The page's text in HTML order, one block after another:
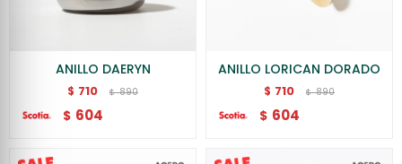
ANILLO DAERYN
$ 710 $ 890
$ 604
ANILLO LORICAN DORADO
$ 710 $ 890
$ 604